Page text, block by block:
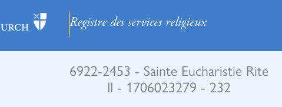
Registre des services religieux
6922-2453 - Sainte Eucharistie Rite
II - 1706023279 - 232